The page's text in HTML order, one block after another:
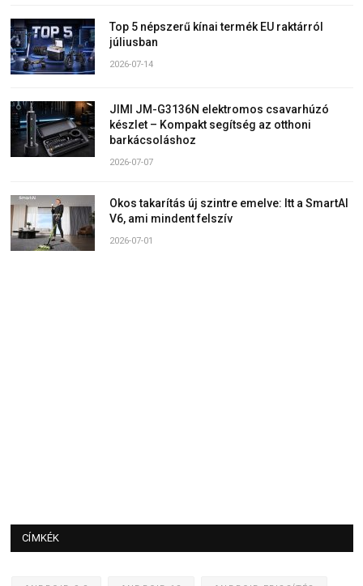
Top 5 népszerű kínai termék EU raktárról
júliusban
2026-07-14
JIMI JM-G3136N elektromos csavarhúzó
készlet – Kompakt segítség az otthoni
barkácsoláshoz
2026-07-07
Okos takarítás új szintre emelve: Itt a SmartAI
V6, ami mindent felszív
2026-07-01
CÍMKÉK